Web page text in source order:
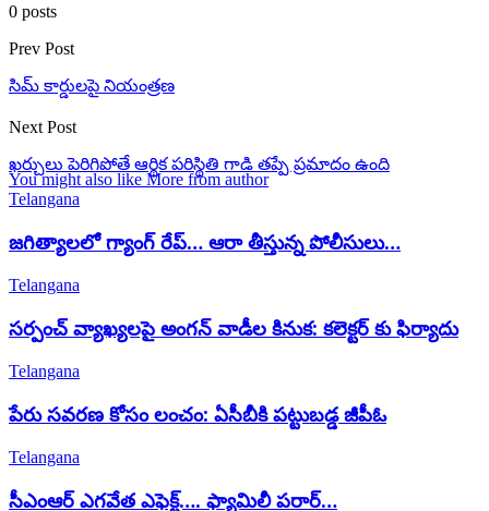
0 posts
Prev Post
సిమ్ కార్డులపై నియంత్రణ
Next Post
ఖర్చులు పెరిగిపోతే ఆర్థిక పరిస్థితి గాడి తప్పే ప్రమాదం ఉంది
You might also like More from author
Telangana
జగిత్యాలలో గ్యాంగ్ రేప్… ఆరా తీస్తున్న పోలీసులు…
Telangana
సర్పంచ్ వ్యాఖ్యలపై అంగన్ వాడీల కినుక: కలెక్టర్ కు ఫిర్యాదు
Telangana
పేరు సవరణ కోసం లంచం: ఏసీబీకి పట్టుబడ్డ జీపీఓ
Telangana
సీఎంఆర్ ఎగవేత ఎఫెక్ట్…. ఫ్యామిలీ పరార్…